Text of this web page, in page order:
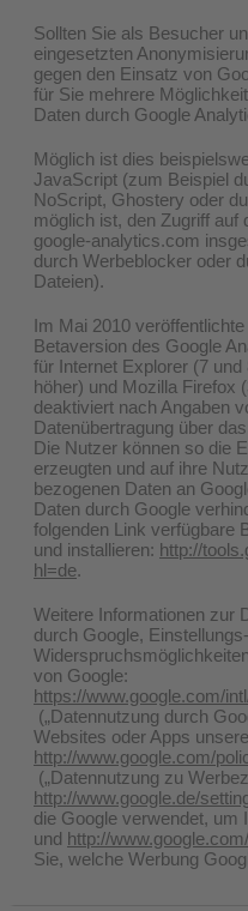
Sollten Sie als Besucher
eingesetzten
gegen den Einsatz von
für Sie mehrere
Daten durch Google
Möglich ist dies
JavaScript (zum Beispiel
NoScript, Ghostery oder
möglich ist, den Zugriff auf
google-analytics.com
durch Werbeblocker oder
Dateien).
Im Mai 2010
Betaversion des Google
für Internet Explorer (7
höher) und Mozilla Firefox
deaktiviert nach Angaben
Datenübertragung über
Die Nutzer können so die
erzeugten und auf ihre
bezogenen Daten an
Daten durch Google
folgenden Link verfügbare
und installieren: http://
hl=de.
Weitere Informationen zur
durch Google,
von Google:
https://www.google.com/
(„Datennutzung durch
Websites oder Apps
http://www.google.com/
(„Datennutzung zu
http://www.google.de/
die Google verwendet, um
und http://
Sie, welche Werbung